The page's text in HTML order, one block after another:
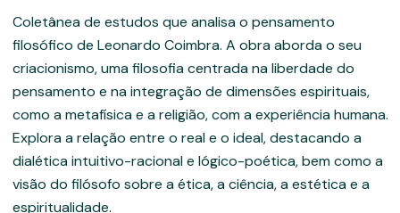
Coletânea de estudos que analisa o pensamento
filosófico de Leonardo Coimbra. A obra aborda o seu
criacionismo, uma filosofia centrada na liberdade do
pensamento e na integração de dimensões espirituais,
como a metafísica e a religião, com a experiência humana.
Explora a relação entre o real e o ideal, destacando a
dialética intuitivo-racional e lógico-poética, bem como a
visão do filósofo sobre a ética, a ciência, a estética e a
espiritualidade.